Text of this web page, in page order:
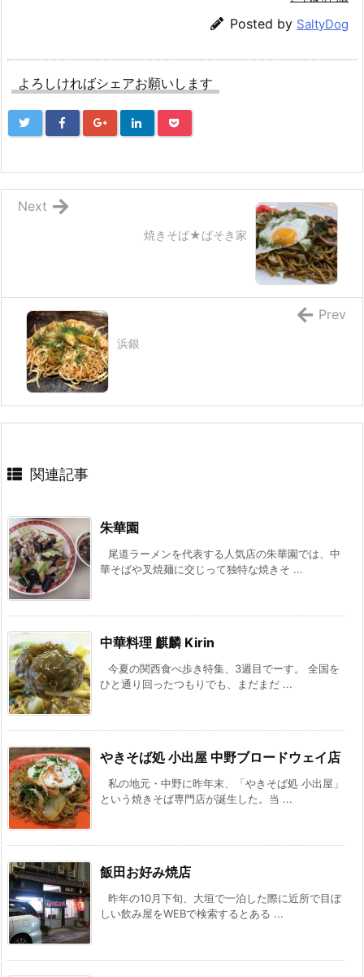
Posted by SaltyDog
よろしければシェアお願いします
焼きそば★ばそき家
Next
浜銀
Prev
関連記事
朱華園
尾道ラーメンを代表する人気店の朱華園では、中
華そばや叉焼麺に交じって独特な焼きそ ...
中華料理 麒麟 Kirin
今夏の関西食べ歩き特集、3週目でーす。 全国を
ひと通り回ったつもりでも、まだまだ ...
やきそば処 小出屋 中野ブロードウェイ店
私の地元・中野に昨年末、「やきそば処 小出屋」
という焼きそば専門店が誕生した。当 ...
飯田お好み焼店
昨年の10月下旬、大垣で一泊した際に近所で目ぼ
しい飲み屋をWEBで検索するとある ...